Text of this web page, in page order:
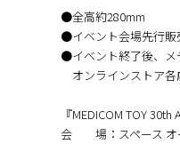
●全高約280mm
●イベント会場先行販
●イベント終了後、メ
オンラインストア各
『MEDICOM TOY 30th
会 場：スペース オ